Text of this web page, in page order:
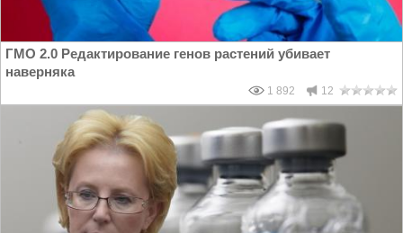
ГМО 2.0 Редактирование генов растений убивает
наверняка
1 892 12